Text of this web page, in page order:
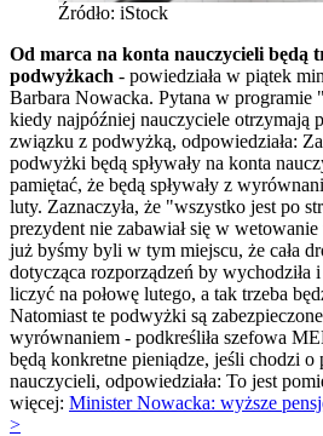
Źródło: iStock
Od marca na konta nauczycieli będą
podwyżkach - powiedziała w piątek
Barbara Nowacka. Pytana w programie
kiedy najpóźniej nauczyciele otrzymają
związku z podwyżką, odpowiedziała:
podwyżki będą spływały na konta
pamiętać, że będą spływały z
luty. Zaznaczyła, że "wszystko jest po
prezydent nie zabawiał się w
już byśmy byli w tym miejscu, że cała
dotycząca rozporządzeń by wychodziła
liczyć na połowę lutego, a tak trzeba
Natomiast te podwyżki są
wyrównaniem - podkreśliła szefowa
będą konkretne pieniądze, jeśli chodzi o
nauczycieli, odpowiedziała: To jest
więcej: Minister Nowacka: wyższe
>